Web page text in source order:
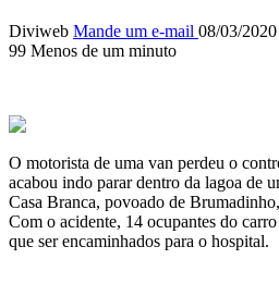
Diviweb Mande um e-mail 08/03/2020
99 Menos de um minuto
O motorista de uma van perdeu o
acabou indo parar dentro da lagoa de
Casa Branca, povoado de
Com o acidente, 14 ocupantes do
que ser encaminhados para o hospital.